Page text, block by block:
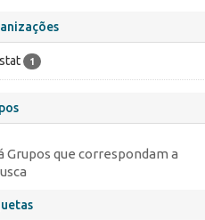
1
Grupos que correspondam a